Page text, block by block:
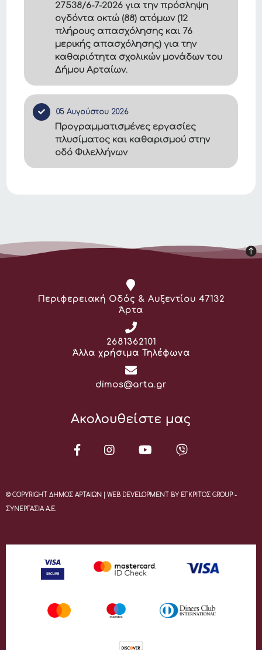
27538/6-7-2026 για την πρόσληψη
ογδόντα οκτώ (88) ατόμων (12
πλήρους απασχόλησης και 76
μερικής απασχόλησης) για την
καθαριότητα σχολικών μονάδων του
Δήμου Αρταίων.
05 Αυγούστου 2026
Προγραμματισμένες εργασίες
πλυσίματος και καθαρισμού στην
οδό Φιλελλήνων
Διεύθυνση:
Περιφερειακή Οδός & Αυξεντίου 47132
Άρτα
Τηλέφωνο:
2681362101
Άλλα χρήσιμα Τηλέφωνα
Email:
dimos@arta.gr
Ακολουθείστε μας
© COPYRIGHT ΔΗΜΟΣ ΑΡΤΑΙΩΝ | WEB DEVELOPMENT BY ΕΓΚΡΙΤΟΣ GROUP -
ΣΥΝΕΡΓΑΣΙΑ Α.Ε.